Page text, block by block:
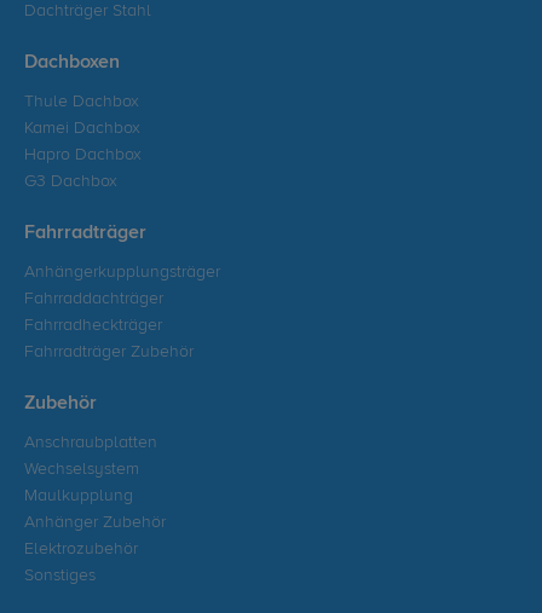
Dachträger Stahl
Dachboxen
Thule Dachbox
Kamei Dachbox
Hapro Dachbox
G3 Dachbox
Fahrradträger
Anhängerkupplungsträger
Fahrraddachträger
Fahrradheckträger
Fahrradträger Zubehör
Zubehör
Anschraubplatten
Wechselsystem
Maulkupplung
Anhänger Zubehör
Elektrozubehör
Sonstiges